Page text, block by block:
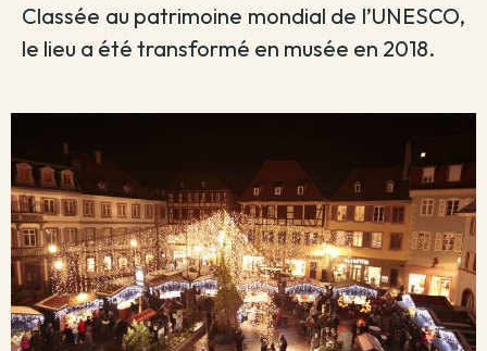
Classée au patrimoine mondial de l’UNESCO,
le lieu a été transformé en musée en 2018.